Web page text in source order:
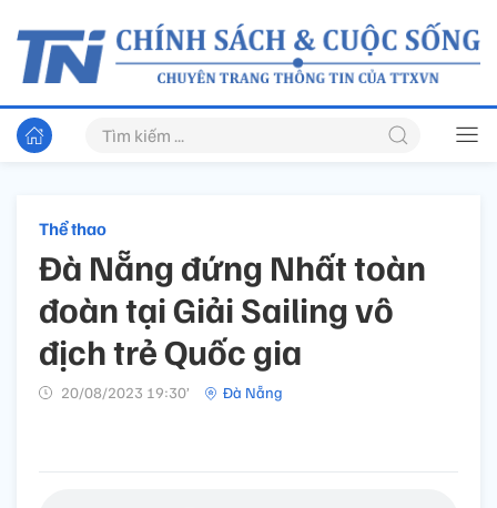
Thể thao
Đà Nẵng đứng Nhất toàn
đoàn tại Giải Sailing vô
địch trẻ Quốc gia
20/08/2023 19:30’ Đà Nẵng